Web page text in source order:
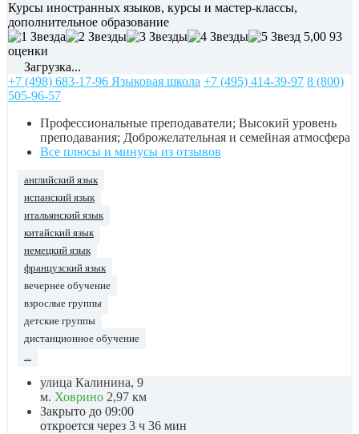
Курсы иностранных языков, курсы и мастер-классы,
дополнительное образование
5,00 93
оценки
Загрузка...
+7 (498) 683-17-96 Языковая школа +7 (495) 414-39-97 8 (800)
505-96-57
Профессиональные преподаватели; Высокий уровень
преподавания; Доброжелательная и семейная атмосфера
Все плюсы и минусы из отзывов
английский язык
испанский язык
итальянский язык
китайский язык
немецкий язык
французский язык
вечернее обучение
взрослые группы
детские группы
дистанционное обучение
...
улица Калинина, 9
м. Ховрино 2,97 км
Закрыто до 09:00
откроется через 3 ч 36 мин